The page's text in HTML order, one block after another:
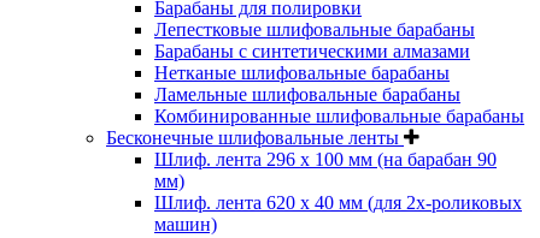
Барабаны для полировки
Лепестковые шлифовальные барабаны
Барабаны с синтетическими алмазами
Нетканые шлифовальные барабаны
Ламельные шлифовальные барабаны
Комбинированные шлифовальные барабаны
Бесконечные шлифовальные ленты
Шлиф. лента 296 х 100 мм (на барабан 90
мм)
Шлиф. лента 620 х 40 мм (для 2х-роликовых
машин)